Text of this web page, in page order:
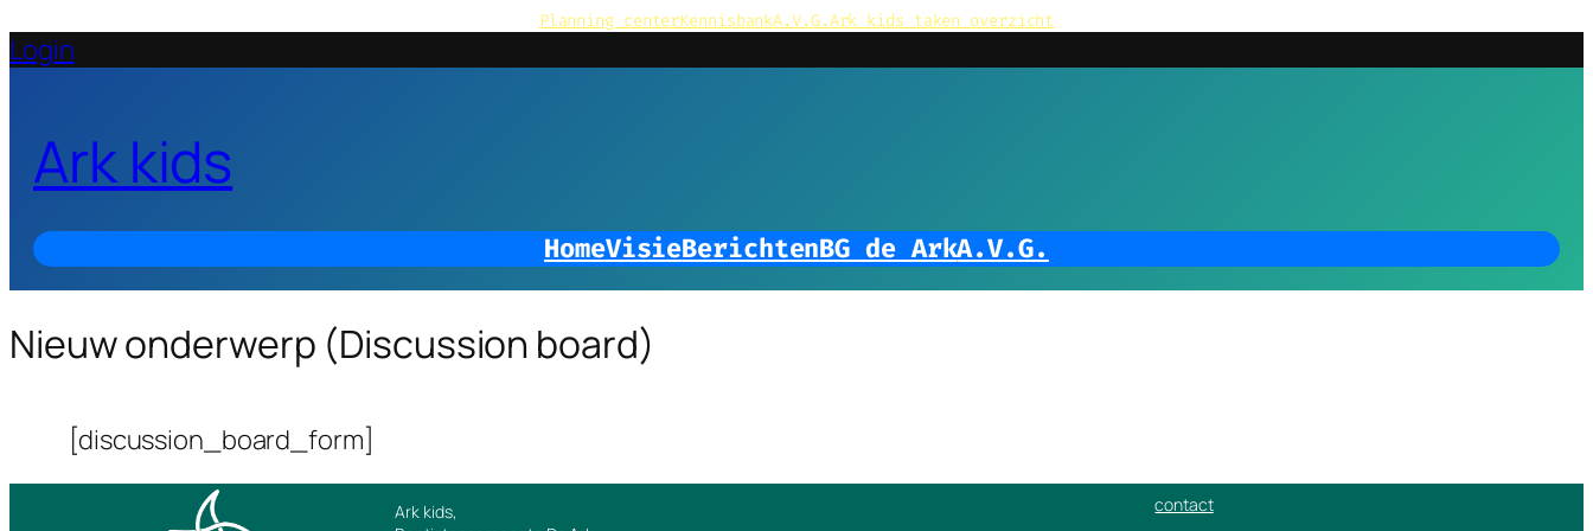
Planning centerKennisbankA.V.G.Ark kids taken overzicht
Login
Ark kids
HomeVisieBerichtenBG de ArkA.V.G.
Nieuw onderwerp (Discussion board)
[discussion_board_form]
Ark kids,
contact